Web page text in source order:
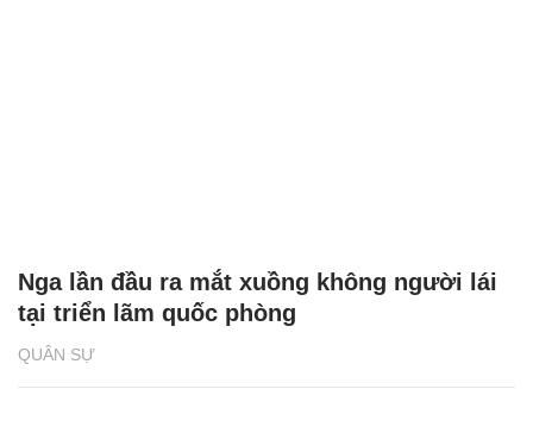
QUÂN SỰ
Nga lần đầu ra mắt xuồng không người lái
tại triển lãm quốc phòng